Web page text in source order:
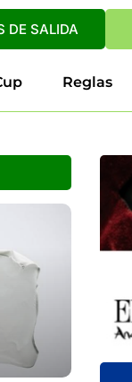
DE SALIDA
Reglas